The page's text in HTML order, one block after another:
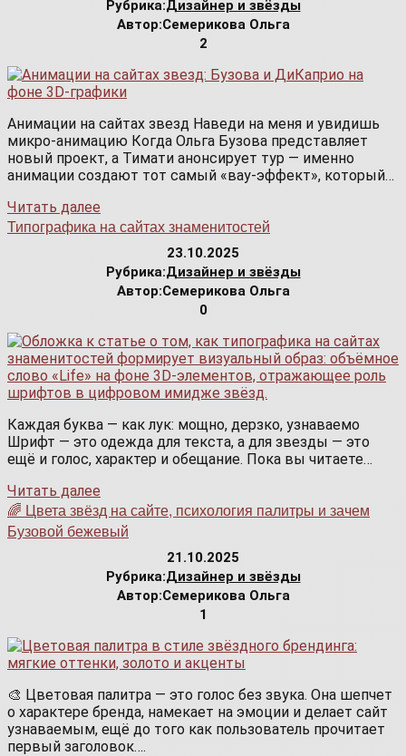
Рубрика:Дизайнер и звёзды
Автор:Семерикова Ольга
2
Анимации на сайтах звезд Наведи на меня и увидишь
микро-анимацию Когда Ольга Бузова представляет
новый проект, а Тимати анонсирует тур — именно
анимации создают тот самый «вау-эффект», который…
Читать далее
Типографика на сайтах знаменитостей
23.10.2025
Рубрика:Дизайнер и звёзды
Автор:Семерикова Ольга
0
Каждая буква — как лук: мощно, дерзко, узнаваемо
Шрифт — это одежда для текста, а для звезды — это
ещё и голос, характер и обещание. Пока вы читаете…
Читать далее
🌈 Цвета звёзд на сайте, психология палитры и зачем
Бузовой бежевый
21.10.2025
Рубрика:Дизайнер и звёзды
Автор:Семерикова Ольга
1
🎨 Цветовая палитра — это голос без звука. Она шепчет
о характере бренда, намекает на эмоции и делает сайт
узнаваемым, ещё до того как пользователь прочитает
первый заголовок….